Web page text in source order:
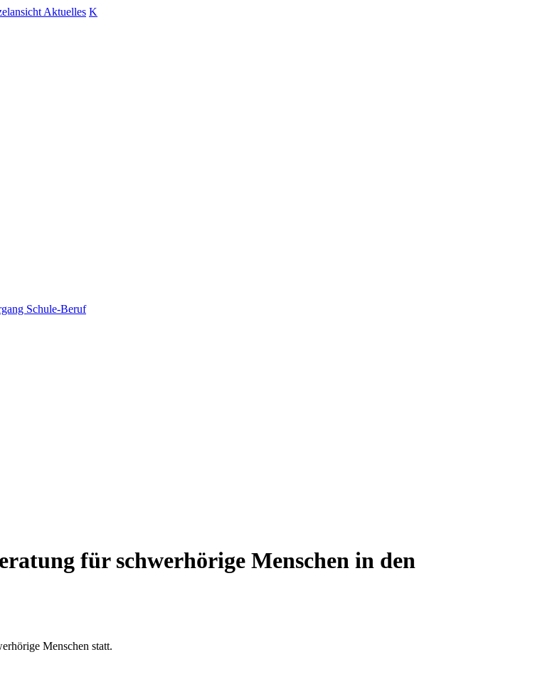
Aktuelles K
Schule-Beruf
für schwerhörige Menschen in den
Menschen statt.